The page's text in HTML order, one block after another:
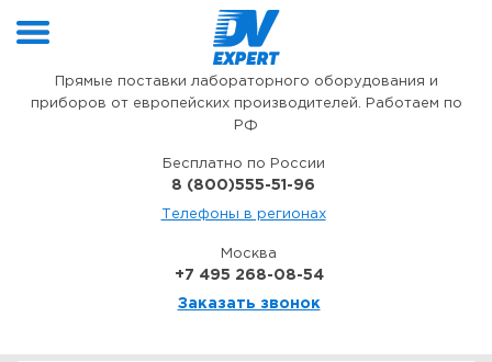
Прямые поставки лабораторного оборудования и
приборов от европейских производителей. Работаем по
РФ
Бесплатно по России
8 (800)555-51-96
Телефоны в регионах
Москва
+7 495 268-08-54
Заказать звонок